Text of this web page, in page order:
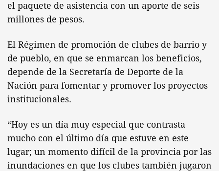
el paquete de asistencia con un aporte de seis
millones de pesos.
El Régimen de promoción de clubes de barrio y
de pueblo, en que se enmarcan los beneficios,
depende de la Secretaría de Deporte de la
Nación para fomentar y promover los proyectos
institucionales.
“Hoy es un día muy especial que contrasta
mucho con el último día que estuve en este
lugar; un momento difícil de la provincia por las
inundaciones en que los clubes también jugaron